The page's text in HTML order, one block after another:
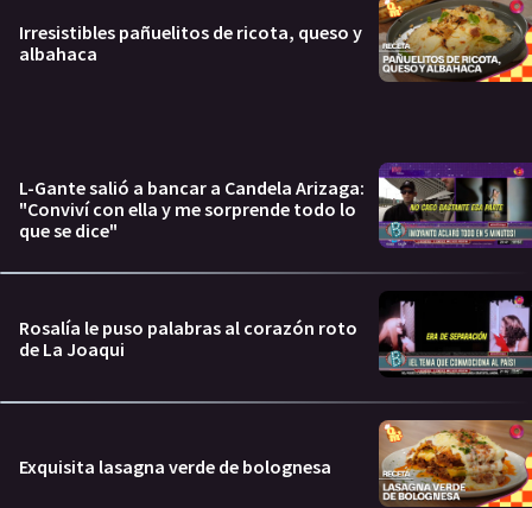
Irresistibles pañuelitos de ricota, queso y
albahaca
L-Gante salió a bancar a Candela Arizaga:
"Conviví con ella y me sorprende todo lo
que se dice"
Rosalía le puso palabras al corazón roto
de La Joaqui
Exquisita lasagna verde de bolognesa